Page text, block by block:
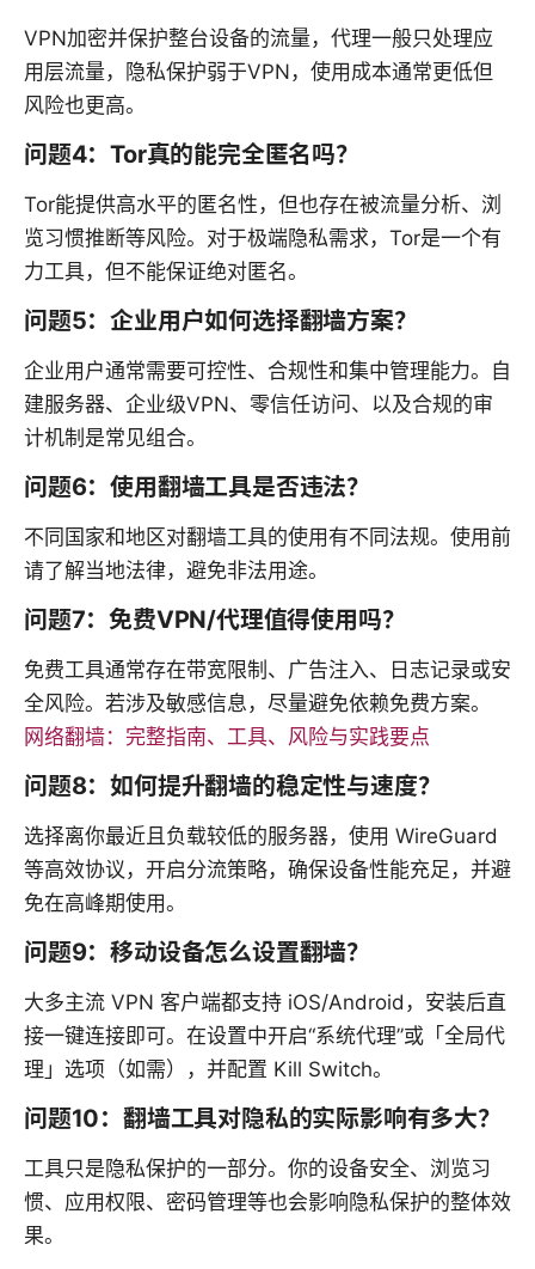
VPN加密并保护整台设备的流量，代理一般只处理应
用层流量，隐私保护弱于VPN，使用成本通常更低但
风险也更高。
问题4：Tor真的能完全匿名吗？
Tor能提供高水平的匿名性，但也存在被流量分析、浏
览习惯推断等风险。对于极端隐私需求，Tor是一个有
力工具，但不能保证绝对匿名。
问题5：企业用户如何选择翻墙方案？
企业用户通常需要可控性、合规性和集中管理能力。自
建服务器、企业级VPN、零信任访问、以及合规的审
计机制是常见组合。
问题6：使用翻墙工具是否违法？
不同国家和地区对翻墙工具的使用有不同法规。使用前
请了解当地法律，避免非法用途。
问题7：免费VPN/代理值得使用吗？
免费工具通常存在带宽限制、广告注入、日志记录或安
全风险。若涉及敏感信息，尽量避免依赖免费方案。
网络翻墙：完整指南、工具、风险与实践要点
问题8：如何提升翻墙的稳定性与速度？
选择离你最近且负载较低的服务器，使用 WireGuard
等高效协议，开启分流策略，确保设备性能充足，并避
免在高峰期使用。
问题9：移动设备怎么设置翻墙？
大多主流 VPN 客户端都支持 iOS/Android，安装后直
接一键连接即可。在设置中开启“系统代理”或「全局代
理」选项（如需），并配置 Kill Switch。
问题10：翻墙工具对隐私的实际影响有多大？
工具只是隐私保护的一部分。你的设备安全、浏览习
惯、应用权限、密码管理等也会影响隐私保护的整体效
果。